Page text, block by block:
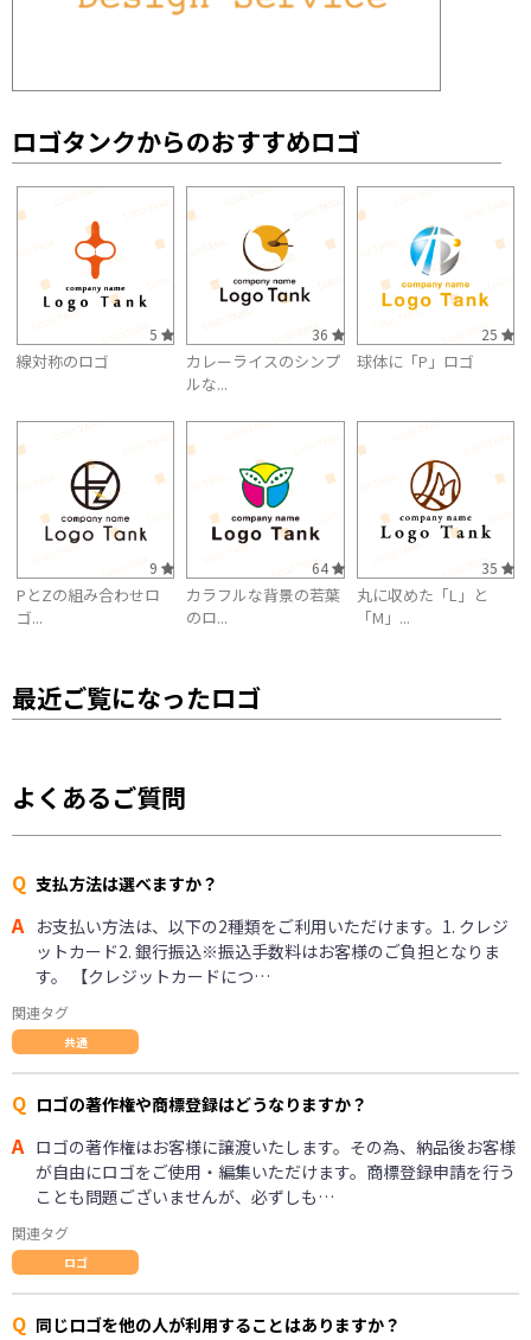
ロゴタンクからのおすすめロゴ
5
線対称のロゴ
36
カレーライスのシンプ
ルな...
25
球体に「P」ロゴ
9
PとZの組み合わせロ
ゴ...
64
カラフルな背景の若葉
のロ...
35
丸に収めた「L」と
「M」...
最近ご覧になったロゴ
よくあるご質問
Q 支払方法は選べますか？
A お支払い方法は、以下の2種類をご利用いただけます。1. クレジ
ットカード2. 銀行振込※振込手数料はお客様のご負担となりま
す。 【クレジットカードにつ…
関連タグ
共通
Q ロゴの著作権や商標登録はどうなりますか？
A ロゴの著作権はお客様に譲渡いたします。その為、納品後お客様
が自由にロゴをご使用・編集いただけます。商標登録申請を行う
ことも問題ございませんが、必ずしも…
関連タグ
ロゴ
Q 同じロゴを他の人が利用することはありますか？